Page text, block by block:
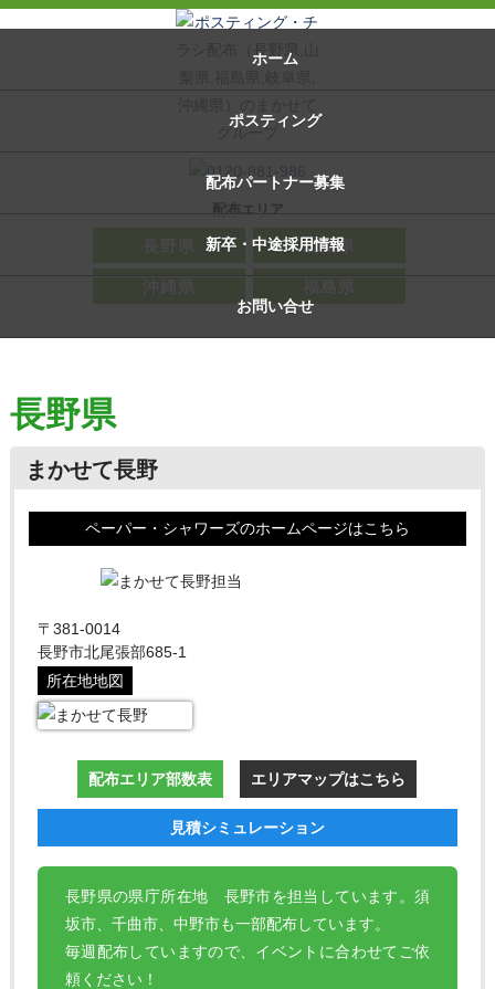
配布エリア
山梨県
ホーム
ポスティング
配布パートナー募集
新卒・中途採用情報
お問い合せ
長野県
まかせて長野
ペーパー・シャワーズのホームページはこちら
〒381-0014
長野市北尾張部685-1
所在地地図
配布エリア部数表 エリアマップはこちら
見積シミュレーション
長野県の県庁所在地 長野市を担当しています。須
坂市、千曲市、中野市も一部配布しています。
毎週配布していますので、イベントに合わせてご依
頼ください！